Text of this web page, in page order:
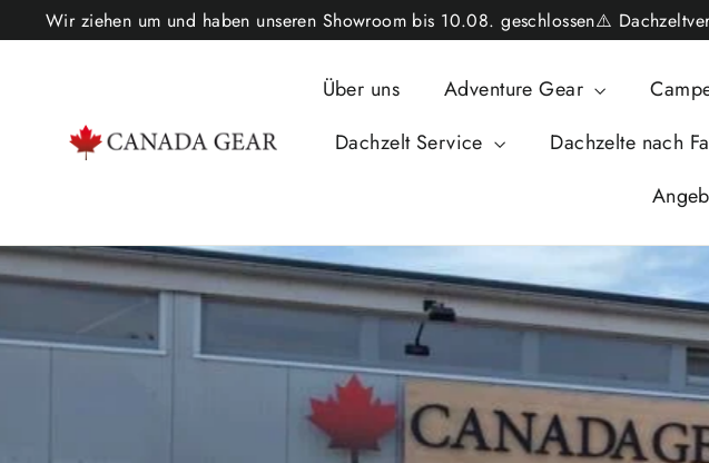
direttamente
Wir ziehen um und haben unseren Showroom bis 10.08. geschlossen⚠️
Über uns Adventure Gear
Dachzelt Service
Dachzelte nach